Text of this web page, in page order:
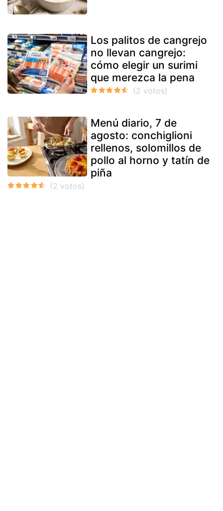
Los palitos de cangrejo
no llevan cangrejo:
cómo elegir un surimi
que merezca la pena
Menú diario, 7 de
agosto: conchiglioni
rellenos, solomillos de
pollo al horno y tatín de
piña